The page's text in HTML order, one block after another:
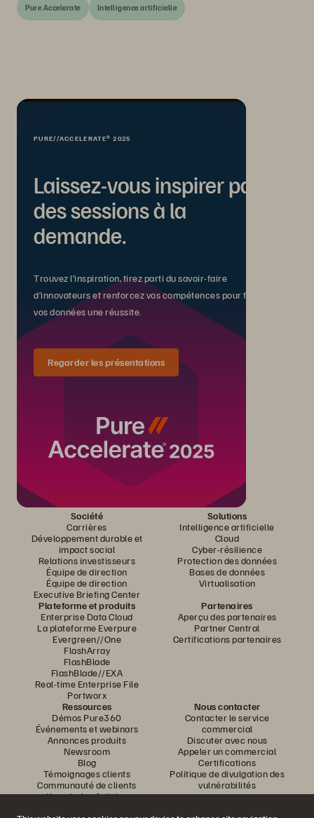
Pure Accelerate Intelligence artificielle
PURE//ACCELERATE® 2025
Laissez-vous inspirer par
des sessions à la
demande.
Trouvez l’inspiration, tirez parti du savoir-faire
d’innovateurs et renforcez vos compétences pour faire de
vos données une réussite.
Regarder les présentations
Société
Carrières
Développement durable et
impact social
Relations investisseurs
Équipe de direction
Équipe de direction
Executive Briefing Center
Solutions
Intelligence artificielle
Cloud
Cyber-résilience
Protection des données
Bases de données
Virtualisation
Plateforme et produits
Enterprise Data Cloud
La plateforme Everpure
Evergreen//One
FlashArray
FlashBlade
FlashBlade//EXA
Real-time Enterprise File
Portworx
Partenaires
Aperçu des partenaires
Partner Central
Certifications partenaires
Ressources
Démos Pure360
Événements et webinars
Annonces produits
Newsroom
Blog
Témoignages clients
Communauté de clients
Knowledge Articles
Nous contacter
Contacter le service
commercial
Discuter avec nous
Appeler un commercial
Certifications
Politique de divulgation des
vulnérabilités